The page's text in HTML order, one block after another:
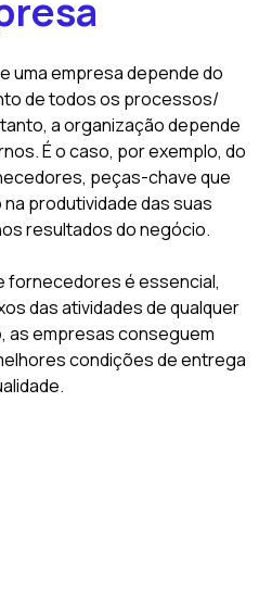
uma empresa depende do
de todos os processos/
a organização depende
É o caso, por exemplo, do
peças-chave que
produtividade das suas
resultados do negócio.
fornecedores é essencial,
das atividades de qualquer
as empresas conseguem
condições de entrega